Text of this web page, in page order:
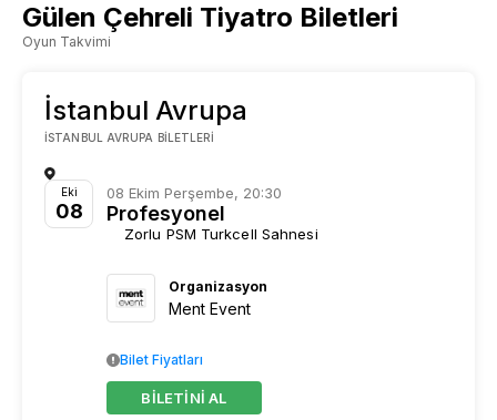
Gülen Çehreli Tiyatro Biletleri
Oyun Takvimi
İstanbul Avrupa
İSTANBUL AVRUPA BILETLERI
Eki
08
08 Ekim Perşembe, 20:30
Profesyonel
Zorlu PSM Turkcell Sahnesi
Organizasyon
Ment Event
BİLETİNİ AL
Bilet Fiyatları